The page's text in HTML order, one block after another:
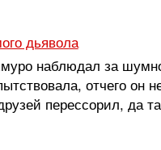
дьявола
наблюдал за
отчего он
перессорил, да